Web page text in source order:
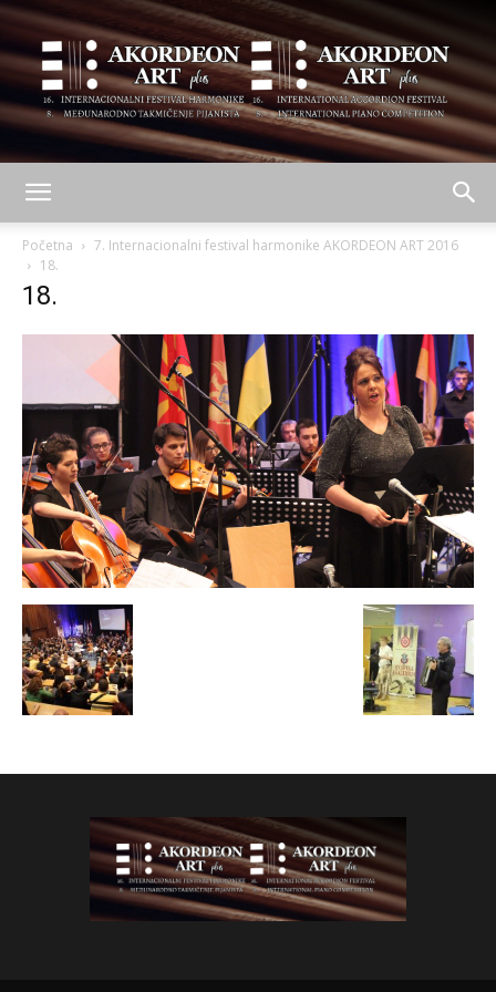
plus
Početna
7. Internacionalni festival harmonike AKORDEON ART 2016
18.
18.